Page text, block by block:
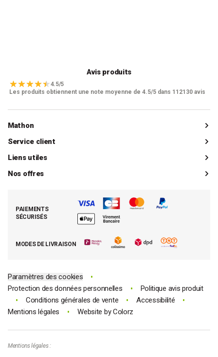
Avis produits
4.5/5
Les produits obtiennent une note moyenne de 4.5/5 dans 112130 avis
Mathon
Qui sommes-nous ?
Catalogue
La boutique de Saint-Marcellin
La presse parle de Mathon
Service client
Livraisons
Paiements
Demande de rétractation
Liens utiles
Mon compte client
Retrouver (ou activer) mon compte client
Nos offres
Nos best-sellers pâtisserie
Moins cher par lot
PAIEMENTS
SÉCURISÉS
MODES DE LIVRAISON
Paramètres des cookies •
Protection des données personnelles • Politique avis produit
• Conditions générales de vente • Accessibilité •
Mentions légales • Website byColorz
Mentions légales :